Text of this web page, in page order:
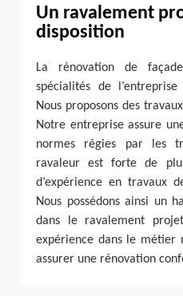
Un ravalement
disposition
La rénovation de
spécialités de
Nous proposons des
Notre entreprise assure
normes régies par les
ravaleur est forte de
d’expérience en travaux
Nous possédons ainsi un
dans le ravalement
expérience dans le métier
assurer une rénovation